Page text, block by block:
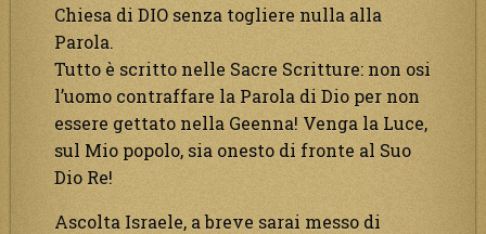
Chiesa di DIO senza togliere nulla alla
Parola.
Tutto è scritto nelle Sacre Scritture: non osi
l’uomo contraffare la Parola di Dio per non
essere gettato nella Geenna! Venga la Luce,
sul Mio popolo, sia onesto di fronte al Suo
Dio Re!
Ascolta Israele, a breve sarai messo di